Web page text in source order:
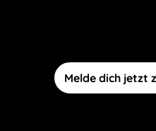
Melde dich jetzt